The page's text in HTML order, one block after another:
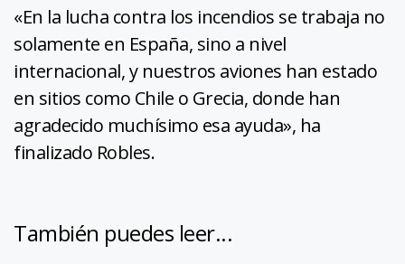
«En la lucha contra los incendios se trabaja no
solamente en España, sino a nivel
internacional, y nuestros aviones han estado
en sitios como Chile o Grecia, donde han
agradecido muchísimo esa ayuda», ha
finalizado Robles.
También puedes leer...